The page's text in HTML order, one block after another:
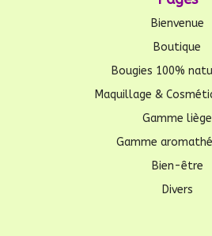
Bienvenue
Boutique
Bougies 100%
Maquillage &
Gamme liège
Gamme
Bien-être
Divers